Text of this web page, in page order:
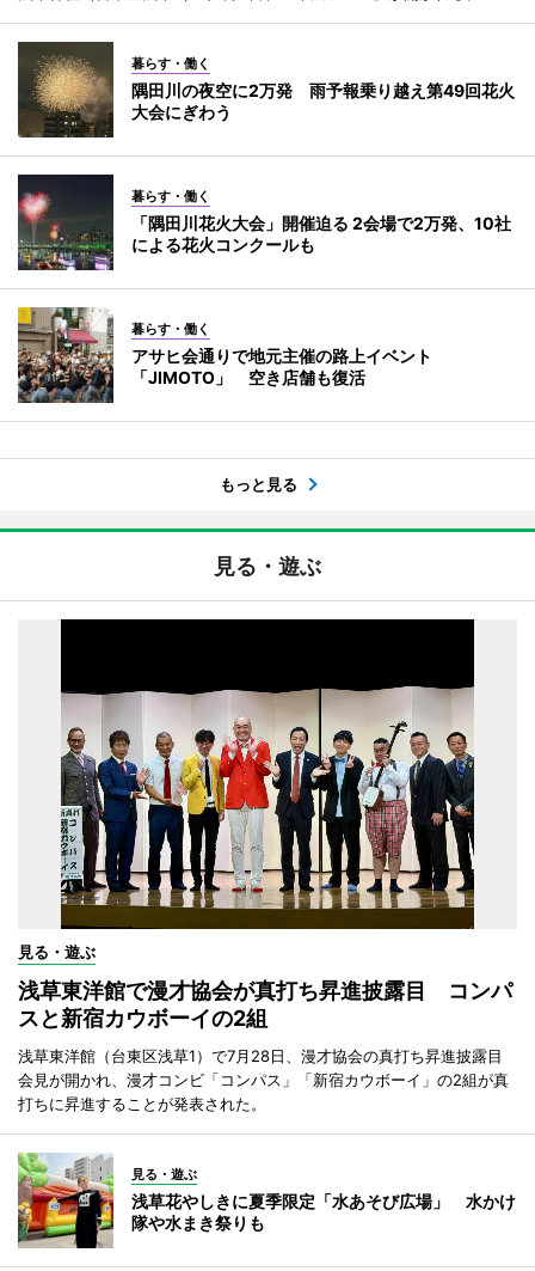
暮らす・働く
隅田川の夜空に2万発 雨予報乗り越え第49回花火
大会にぎわう
暮らす・働く
「隅田川花火大会」開催迫る 2会場で2万発、10社
による花火コンクールも
暮らす・働く
アサヒ会通りで地元主催の路上イベント
「JIMOTO」 空き店舗も復活
もっと見る
見る・遊ぶ
見る・遊ぶ
浅草東洋館で漫才協会が真打ち昇進披露目 コンパ
スと新宿カウボーイの2組
浅草東洋館（台東区浅草1）で7月28日、漫才協会の真打ち昇進披露目
会見が開かれ、漫才コンビ「コンパス」「新宿カウボーイ」の2組が真
打ちに昇進することが発表された。
見る・遊ぶ
浅草花やしきに夏季限定「水あそび広場」 水かけ
隊や水まき祭りも